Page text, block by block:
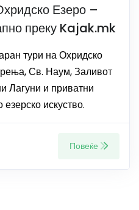
Езеро –
преку Kajak.mk
тури на Охридско
Св. Наум, Заливот
Лагуни и приватни
искуство.
Повеќе